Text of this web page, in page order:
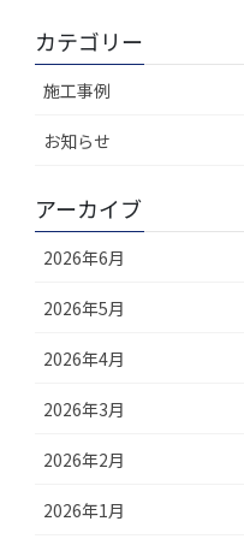
カテゴリー
施工事例
お知らせ
アーカイブ
2026年6月
2026年5月
2026年4月
2026年3月
2026年2月
2026年1月